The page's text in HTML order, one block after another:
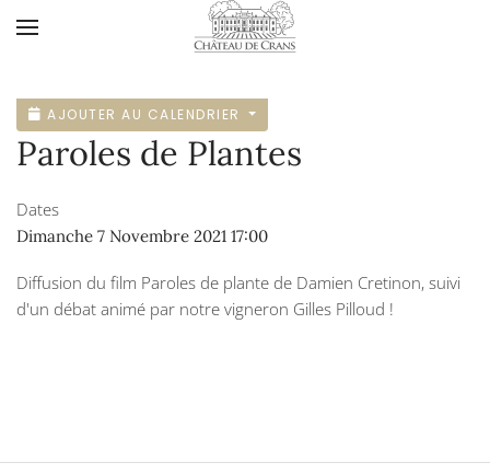
AJOUTER AU CALENDRIER
Paroles de Plantes
Dates
Dimanche 7 Novembre 2021 17:00
Diffusion du film Paroles de plante de Damien Cretinon, suivi
d'un débat animé par notre vigneron Gilles Pilloud !